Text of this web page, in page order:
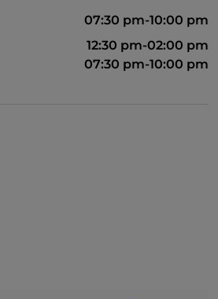
07:30 pm-10:00 pm
12:30 pm-02:00 pm
07:30 pm-10:00 pm